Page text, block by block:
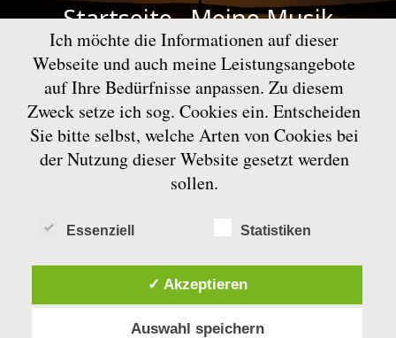
Startseite Meine Musik
Bewertung&Preise
Über mich Kontakt
Datenschutz Impressum
Fotos vom Musiker: Natalia Zhabalieva
Ich möchte die Informationen auf dieser
Webseite und auch meine Leistungsangebote
auf Ihre Bedürfnisse anpassen. Zu diesem
Zweck setze ich sog. Cookies ein. Entscheiden
Sie bitte selbst, welche Arten von Cookies bei
der Nutzung dieser Website gesetzt werden
sollen.
Essenziell Statistiken
✓ Akzeptieren
Auswahl speichern